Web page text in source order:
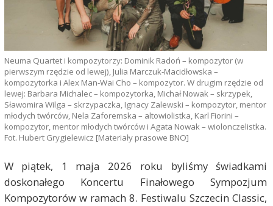
Neuma Quartet i kompozytorzy: Dominik Radoń – kompozytor (w
pierwszym rzędzie od lewej), Julia Marczuk-Macidłowska –
kompozytorka i Alex Man-Wai Cho – kompozytor. W drugim rzędzie od
lewej: Barbara Michalec – kompozytorka, Michał Nowak – skrzypek,
Sławomira Wilga – skrzypaczka, Ignacy Zalewski – kompozytor, mentor
młodych twórców, Nela Zaforemska – altowiolistka, Karl Fiorini –
kompozytor, mentor młodych twórców i Agata Nowak – wiolonczelistka.
Fot. Hubert Grygielewicz [Materiały prasowe BNO]
W piątek, 1 maja 2026 roku byliśmy świadkami
doskonałego Koncertu Finałowego Sympozjum
Kompozytorów w ramach 8. Festiwalu Szczecin Classic,